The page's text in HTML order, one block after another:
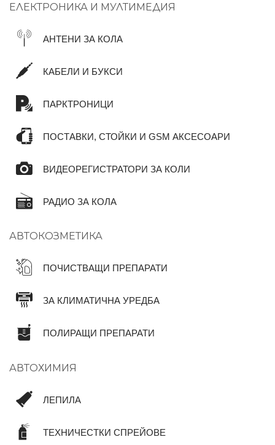
ЕЛЕКТРОНИКА И МУЛТИМЕДИЯ
АНТЕНИ ЗА КОЛА
КАБЕЛИ И БУКСИ
ПАРКТРОНИЦИ
ПОСТАВКИ, СТОЙКИ И GSM АКСЕСОАРИ
ВИДЕОРЕГИСТРАТОРИ ЗА КОЛИ
РАДИО ЗА КОЛА
АВТОКОЗМЕТИКА
ПОЧИСТВАЩИ ПРЕПАРАТИ
ЗА КЛИМАТИЧНА УРЕДБА
ПОЛИРАЩИ ПРЕПАРАТИ
АВТОХИМИЯ
ЛЕПИЛА
ТЕХНИЧЕСТКИ СПРЕЙОВЕ